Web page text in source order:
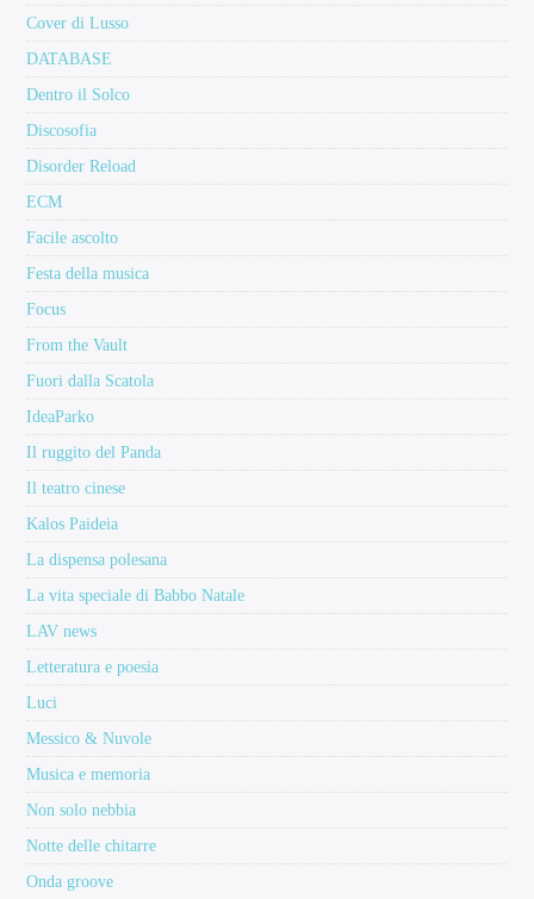
Cover di Lusso
DATABASE
Dentro il Solco
Discosofia
Disorder Reload
ECM
Facile ascolto
Festa della musica
Focus
From the Vault
Fuori dalla Scatola
IdeaParko
Il ruggito del Panda
Il teatro cinese
Kalos Paideia
La dispensa polesana
La vita speciale di Babbo Natale
LAV news
Letteratura e poesia
Luci
Messico & Nuvole
Musica e memoria
Non solo nebbia
Notte delle chitarre
Onda groove